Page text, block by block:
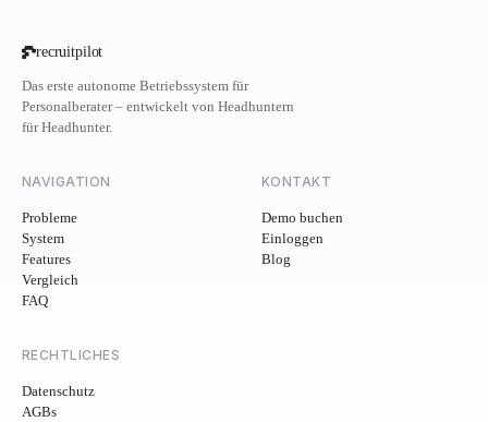
recruitpilot
Das erste autonome Betriebssystem für
Personalberater – entwickelt von Headhuntern
für Headhunter.
NAVIGATION
Probleme
System
Features
Vergleich
FAQ
KONTAKT
Demo buchen
Einloggen
Blog
RECHTLICHES
Datenschutz
AGBs